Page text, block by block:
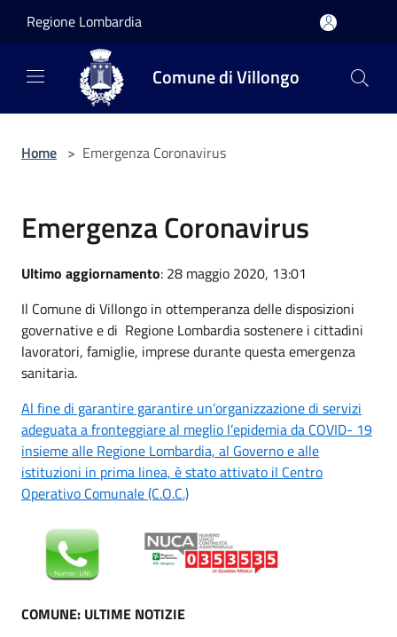
Regione Lombardia
Comune di Villongo
Home > Emergenza Coronavirus
Emergenza Coronavirus
Ultimo aggiornamento: 28 maggio 2020, 13:01
Il Comune di Villongo in ottemperanza delle disposizioni
governative e di Regione Lombardia sostenere i cittadini
lavoratori, famiglie, imprese durante questa emergenza
sanitaria.
Al fine di garantire garantire un’organizzazione di servizi
adeguata a fronteggiare al meglio l’epidemia da COVID- 19
insieme alle Regione Lombardia, al Governo e alle
istituzioni in prima linea, è stato attivato il Centro
Operativo Comunale (C.O.C.)
COMUNE: ULTIME NOTIZIE